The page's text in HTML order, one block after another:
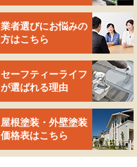
業者選びにお悩みの
方はこちら
セーフティーライフ
が選ばれる理由
屋根塗装・外壁塗装
価格表はこちら